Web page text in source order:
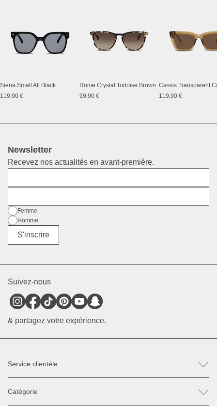
Siena Small All Black
119,90 €
Rome Crystal Tortoise Brown
99,90 €
119,90 €
Newsletter
Recevez nos actualités en avant-première.
SexeFemme
Homme
Divers
S'inscrire
Suivez-nous
& partagez votre expérience.
Service clientèle
Contactez-nous
Retour & Réclamation
Catégorie